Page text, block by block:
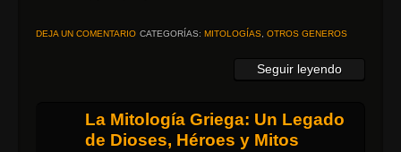
Seguir leyendo
DEJA UN COMENTARIO CATEGORÍAS: MITOLOGÍAS OTROS GENEROS
La Mitología Griega: Un Legado
de Dioses, Héroes y Mitos